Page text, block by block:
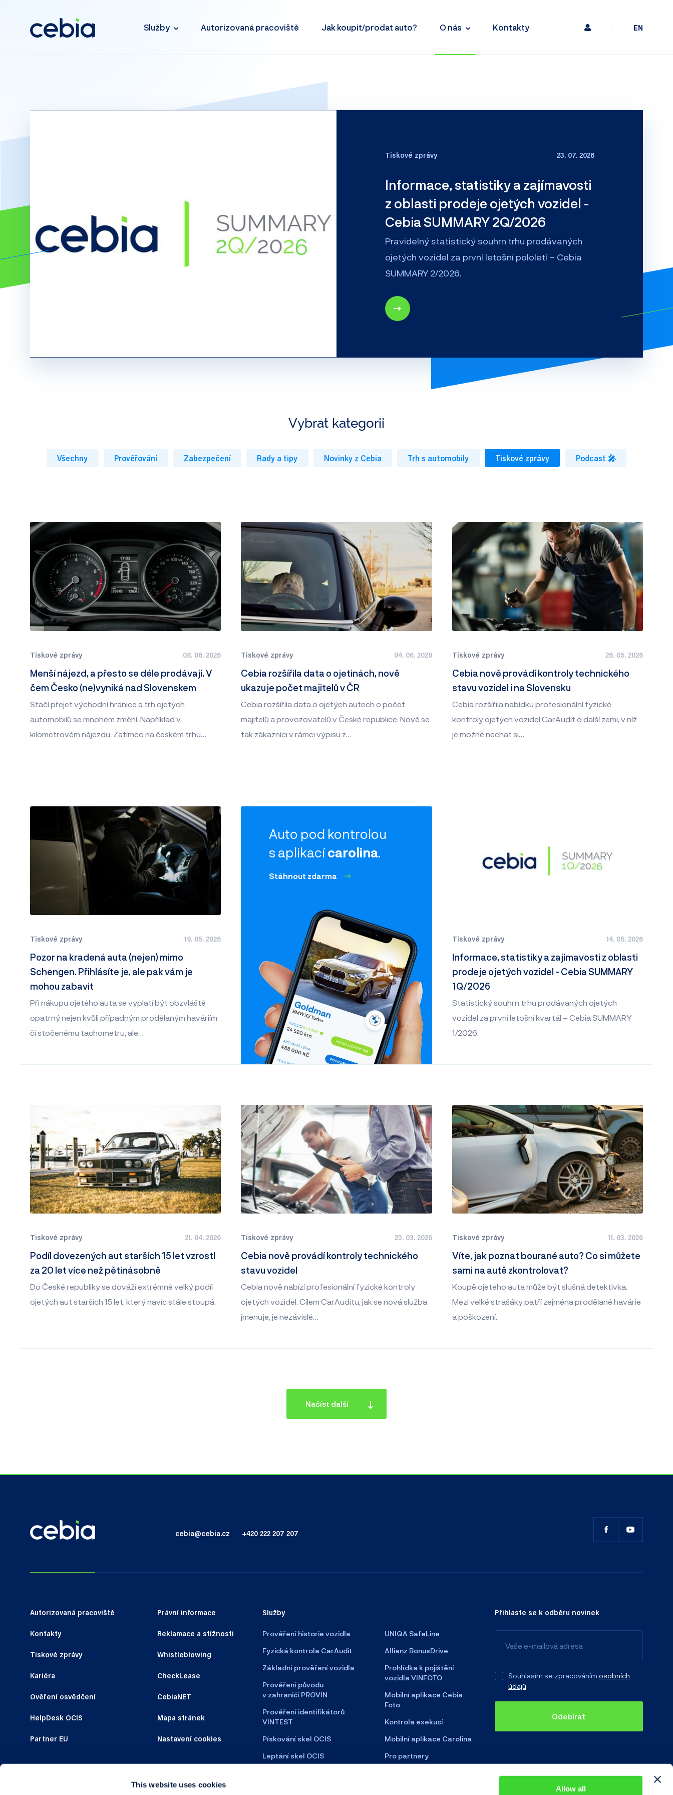
This website uses cookies Allow all
Služby Autorizovaná pracoviště Jak koupit/prodat auto? O nás Kontakty EN
Tiskové zprávy 23. 07. 2026
Informace, statistiky a zajímavosti
z oblasti prodeje ojetých vozidel -
Cebia SUMMARY 2Q/2026
Pravidelný statistický souhrn trhu prodávaných
ojetých vozidel za první letošní pololetí – Cebia
SUMMARY 2/2026.
Vybrat kategorii
Všechny Prověřování Zabezpečení Rady a tipy Novinky z Cebia Trh s automobily Tiskové zprávy Podcast 🎤
Tiskové zprávy 08. 06. 2026
Menší nájezd, a přesto se déle prodávají. V
čem Česko (ne)vyniká nad Slovenskem
Stačí přejet východní hranice a trh ojetých
automobilů se mnohém změní. Například v
kilometrovém nájezdu. Zatímco na českém trhu…
Tiskové zprávy 04. 06. 2026
Cebia rozšířila data o ojetinách, nově
ukazuje počet majitelů v ČR
Cebia rozšířila data o ojetých autech o počet
majitelů a provozovatelů v České republice. Nově se
tak zákazníci v rámci výpisu z…
Tiskové zprávy 26. 05. 2026
Cebia nově provádí kontroly technického
stavu vozidel i na Slovensku
Cebia rozšířila nabídku profesionální fyzické
kontroly ojetých vozidel CarAudit o další zemi, v níž
je možné nechat si…
Tiskové zprávy 19. 05. 2026
Pozor na kradená auta (nejen) mimo
Schengen. Přihlásíte je, ale pak vám je
mohou zabavit
Při nákupu ojetého auta se vyplatí být obzvláště
opatrný nejen kvůli případným prodělaným haváriím
či stočenému tachometru, ale…
Auto pod kontrolou
s aplikacícarolina.
Stáhnout zdarma
Tiskové zprávy 14. 05. 2026
Informace, statistiky a zajímavosti z oblasti
prodeje ojetých vozidel - Cebia SUMMARY
1Q/2026
Statistický souhrn trhu prodávaných ojetých
vozidel za první letošní kvartál – Cebia SUMMARY
1/2026.
Tiskové zprávy 21. 04. 2026
Podíl dovezených aut starších 15 let vzrostl
za 20 let více než pětinásobně
Do České republiky se dováží extrémně velký podíl
ojetých aut starších 15 let, který navíc stále stoupá.
Tiskové zprávy 23. 03. 2026
Cebia nově provádí kontroly technického
stavu vozidel
Cebia nově nabízí profesionální fyzické kontroly
ojetých vozidel. Cílem CarAuditu, jak se nová služba
jmenuje, je nezávislé…
Tiskové zprávy 11. 03. 2026
Víte, jak poznat bourané auto? Co si můžete
sami na autě zkontrolovat?
Koupě ojetého auta může být slušná detektivka.
Mezi velké strašáky patří zejména prodělané havárie
a poškození.
Načíst další
cebia@cebia.cz +420 222 207 207
Autorizovaná pracoviště
Kontakty
Tiskové zprávy
Kariéra
Ověření osvědčení
HelpDesk OCIS
Partner EU
Právní informace
Reklamace a stížnosti
Whistleblowing
CheckLease
CebiaNET
Mapa stránek
Nastavení cookies
Služby
Prověření historie vozidla
Fyzická kontrola CarAudit
Základní prověření vozidla
Prověření původu
v zahraničí PROVIN
Prověření identifikátorů
VINTEST
Pískování skel OCIS
Leptání skel OCIS
UNIQA SafeLine
Allianz BonusDrive
Prohlídka k pojištění
vozidla VINFOTO
Mobilní aplikace Cebia
Foto
Kontrola exekucí
Mobilní aplikace Carolina
Pro partnery
Přihlaste se k odběru novinek
Souhlasím se zpracováním osobních
údajů
Odebírat